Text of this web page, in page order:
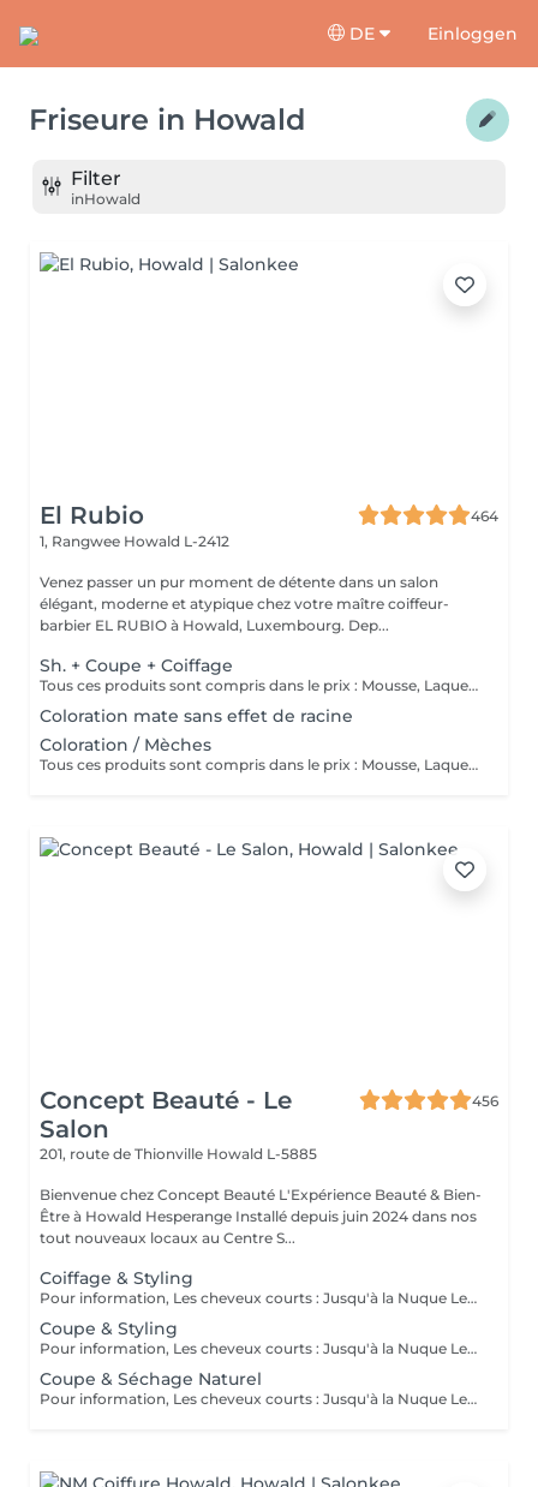
DE Einloggen
Friseure in Howald
Filter
inHowald
El Rubio
464
1, Rangwee Howald L-2412
Venez passer un pur moment de détente dans un salon
élégant, moderne et atypique chez votre maître coiffeur-
barbier EL RUBIO à Howald, Luxembourg. Dep...
Sh. + Coupe + Coiffage
Tous ces produits sont compris dans le prix : Mousse, Laque, Gel, Soin démêlant, Shampoing spécifique. Tous les produits que nous utilisons sont des produits de qualité professionnelle.
Coloration mate sans effet de racine
Coloration / Mèches
Tous ces produits sont compris dans le prix : Mousse, Laque, Gel, Soin démêlant, Shampoing spécifique. Tous les produits que nous utilisons sont des produits de qualité professionnelle.
Concept Beauté - Le
Salon
456
201, route de Thionville Howald L-5885
Bienvenue chez Concept Beauté L'Expérience Beauté & Bien-
Être à Howald Hesperange Installé depuis juin 2024 dans nos
tout nouveaux locaux au Centre S...
Coiffage & Styling
Pour information, Les cheveux courts : Jusqu'à la Nuque Les cheveux mi-longs : Jusqu'à l'épaule Les cheveux longs : En dessous de l'épaule Un supplément sera demandé pour les cheveux très longs, (jusqu'au milieu du dos)
Coupe & Styling
Pour information, Les cheveux courts : Jusqu'à la Nuque Les cheveux mi-longs : Jusqu'à l'épaule Les cheveux longs : En dessous de l'épaule Un supplément sera demandé pour les cheveux très longs, (jusqu'au milieu du dos)
Coupe & Séchage Naturel
Pour information, Les cheveux courts : Jusqu'à la Nuque Les cheveux mi-longs : Jusqu'à l'épaule Les cheveux longs : En dessous de l'épaule Un supplément sera demandé pour les cheveux très long, (jusqu'au milieu du dos)